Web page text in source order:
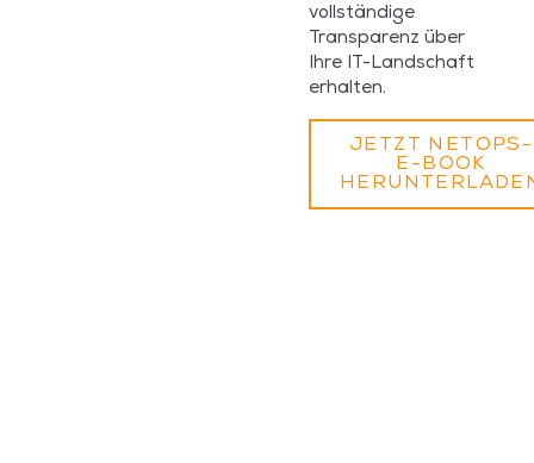
vollständige
Transparenz über
Ihre IT-Landschaft
erhalten.
JETZT NETOPS-
E-BOOK